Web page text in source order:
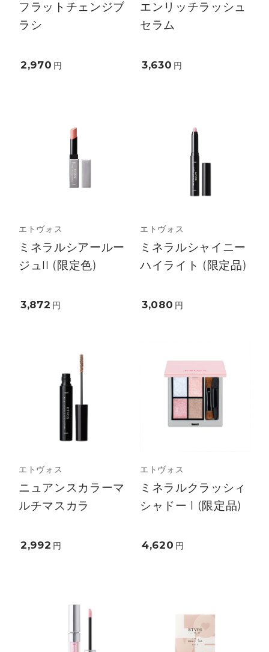
フラットチェンジブ
ラシ
2,970 円
エンリッチラッシュ
セラム
3,630 円
エトヴォス
ミネラルシアールー
ジュII (限定色)
3,872 円
エトヴォス
ミネラルシャイニー
ハイライト (限定品)
3,080 円
エトヴォス
ニュアンスカラーマ
ルチマスカラ
2,992 円
エトヴォス
ミネラルクラッシィ
シャドー I (限定品)
4,620 円